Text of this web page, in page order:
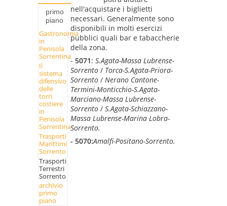
primo
piano
Gastronomia
in
Penisola
Sorrentina
Il
sistema
difensivo
delle
torri
costiere
in
Penisola
Sorrentina
Trasporti
Marittimi
Sorrento
Trasporti
Terrestri
Sorrento
archivio
primo
piano
nell'acquistare i biglietti
necessari. Generalmente sono
disponibili in molti esercizi
pubblici quali bar e tabaccherie
della zona.
- 5071: S.Agata-Massa Lubrense-
Sorrento/ Torca-S.Agata-Priora-
Sorrento/ Nerano Cantone-
Termini-Monticchio-S.Agata-
Marciano-Massa Lubrense-
Sorrento/ S.Agata-Schiazzano-
Massa Lubrense-Marina Lobra-
Sorrento.
- 5070:Amalfi-Positano-Sorrento.